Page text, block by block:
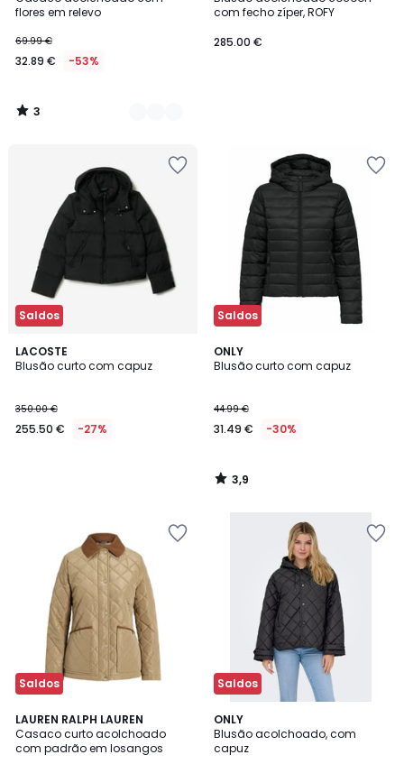
flores em relevo
69.99 €
32.89 € -53%
5
3
/
com fecho zíper, ROFY
285.00 €
Saldos
LACOSTE
Blusão curto com capuz
350.00 €
255.50 € -27%
Saldos
ONLY
Blusão curto com capuz
44.99 €
31.49 € -30%
3,9
/ 5
3,9
/
Saldos
LAUREN RALPH LAUREN
Casaco curto acolchoado
com padrão em losangos
5
/
5
2
Cores
Saldos
ONLY
Blusão acolchoado, com
capuz